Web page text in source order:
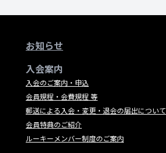
お知らせ
入会案内
入会のご案内・申込
会員規程・会費規程 等
郵送による入会・変更・退会の届出について
会員特典のご紹介
ルーキーメンバー制度のご案内